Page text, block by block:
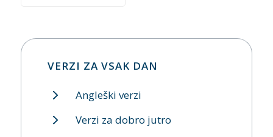
VERZI ZA VSAK DAN
Angleški verzi
Verzi za dobro jutro